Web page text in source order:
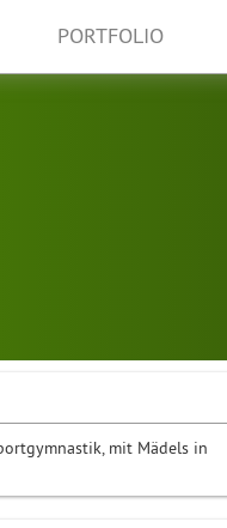
PORTFOLIO
mit Mädels in